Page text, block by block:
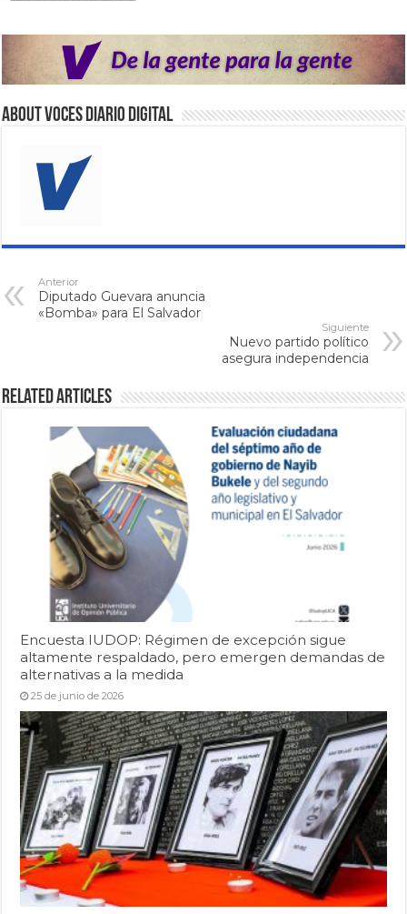
About VOCES Diario digital
Anterior
Diputado Guevara anuncia
«Bomba» para El Salvador
Siguiente
Nuevo partido político
asegura independencia
Related Articles
Encuesta IUDOP: Régimen de excepción sigue
altamente respaldado, pero emergen demandas de
alternativas a la medida
25 de junio de 2026